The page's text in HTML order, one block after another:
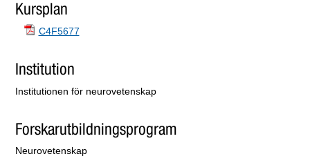
Kursplan
C4F5677
Institution
Institutionen för neurovetenskap
Forskarutbildningsprogram
Neurovetenskap